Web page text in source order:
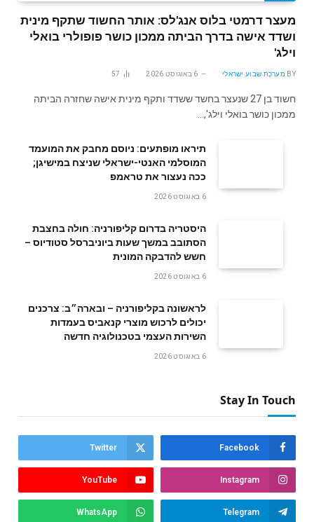
מעצר דרמטי בלוס אנג'לס: אותר החשוד שתקף מינית
ושדד אישה בדרך הביתה ממכון כושר פופולרי בואלי
וילג'
BY מערכת שבוע ישראלי 6 באוגוסט 2026 57
חשוד בן 27 שנעצר בחשד ששדד ותקף מינית אישה שחזרה הביתה
ממכון כושר בואלי וילג',…
תיראו מופתעים: ניוסם מחבק את המועמד
המוסלמי האנטי-ישראלי שניצח במישיגן;
ככה נעצור את טראמפ
6 באוגוסט 2026
היסטריה בדרום קליפורניה: חולה בחצבת
הסתובב במשך שעות ביוניברסל סטודיוס –
חשש להדבקה המונית
6 באוגוסט 2026
לראשונה בקליפורניה – ובארה״ב: צרכנים
יכולים לרכוש מוצרי קנאביס בעמדות
השירות העצמי בטכנולוגיה חדשה
6 באוגוסט 2026
Stay In Touch
Facebook
Twitter
Instagram
YouTube
Telegram
WhatsApp